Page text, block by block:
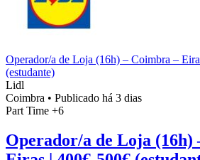
Operador/a de Loja (16h) – Coimbra –
(estudante)
Lidl
Coimbra • Publicado há 3 dias
Part Time +6
Operador/a de Loja (16h)